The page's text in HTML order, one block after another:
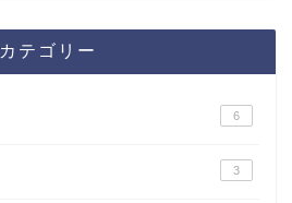
カテゴリー
6
3